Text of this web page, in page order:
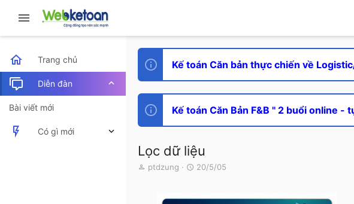
Trang chủ
Diễn đàn
Bài viết mới
Có gì mới
Kế toán Căn bản thực chiến về
Kế toán Căn Bản F&B " 2 buổi online -
Lọc dữ liệu
T
ptdzung
N
y
20/5/05